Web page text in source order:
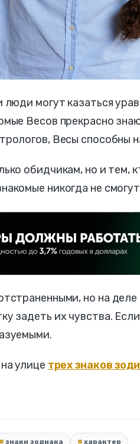
люди могут казаться
Весов прекрасно
Весы способны
обидчикам, но и тем,
никогда не
но на
задеть их чувства.
улице трех знаков
знаки зодиака характер